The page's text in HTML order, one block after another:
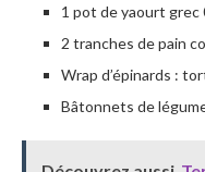
1 pot de yaourt grec
2 tranches de pain
Wrap d’épinards :
Bâtonnets de